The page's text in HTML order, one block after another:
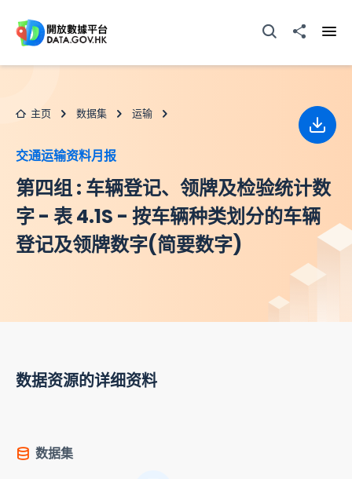
打开搜寻器分享至
主页 数据集 运输
交通运输资料月报
第四组 : 车辆登记、领牌及检验统计数
字 - 表 4.1S - 按车辆种类划分的车辆
登记及领牌数字(简要数字)
下载
数据资源的详细资料
数据集